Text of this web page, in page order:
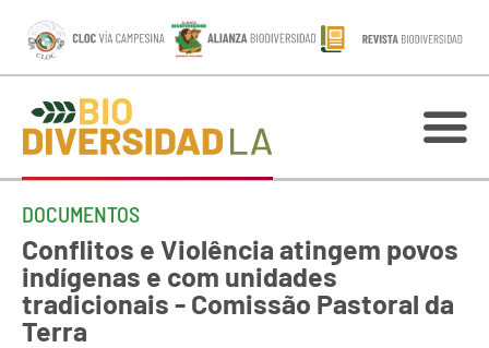
DOCUMENTOS
Conflitos e Violência atingem povos
indígenas e com unidades
tradicionais - Comissão Pastoral da
Terra